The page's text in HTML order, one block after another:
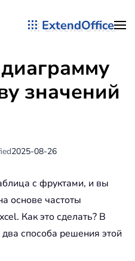
ExtendOffice
значений
2025-08-26
с фруктами, и вы
основе частоты
Как это сделать? В
способа решения этой